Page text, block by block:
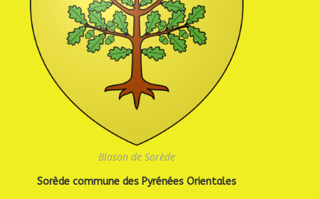
Blason de Sorède
Sorède commune des Pyrénées Orientales